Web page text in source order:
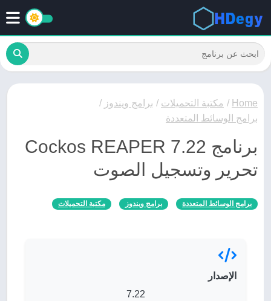
Home
/ مكتبة التحميلات / برامج ويندوز /
برامج الوسائط المتعددة
برنامج Cockos REAPER 7.22
تحرير وتسجيل الصوت
برامج الوسائط المتعددة برامج ويندوز مكتبة التحميلات
الإصدار
7.22